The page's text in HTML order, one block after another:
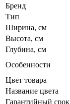
Бренд
Тип
Ширина, см
Высота, см
Глубина, см
Особенности
Цвет товара
Название цвета
Гарантийный срок